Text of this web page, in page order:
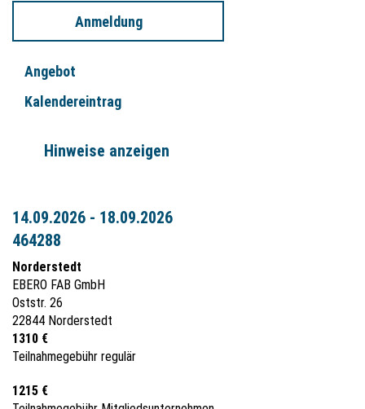
Anmeldung
Angebot
Kalendereintrag
Hinweise anzeigen
14.09.2026 - 18.09.2026
464288
Norderstedt
EBERO FAB GmbH
Oststr. 26
22844 Norderstedt
1310 €
Teilnahmegebühr regulär
1215 €